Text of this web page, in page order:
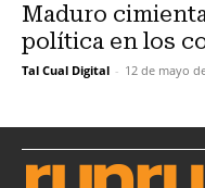
Maduro
política en los
Tal Cual Digital - 12 de mayo